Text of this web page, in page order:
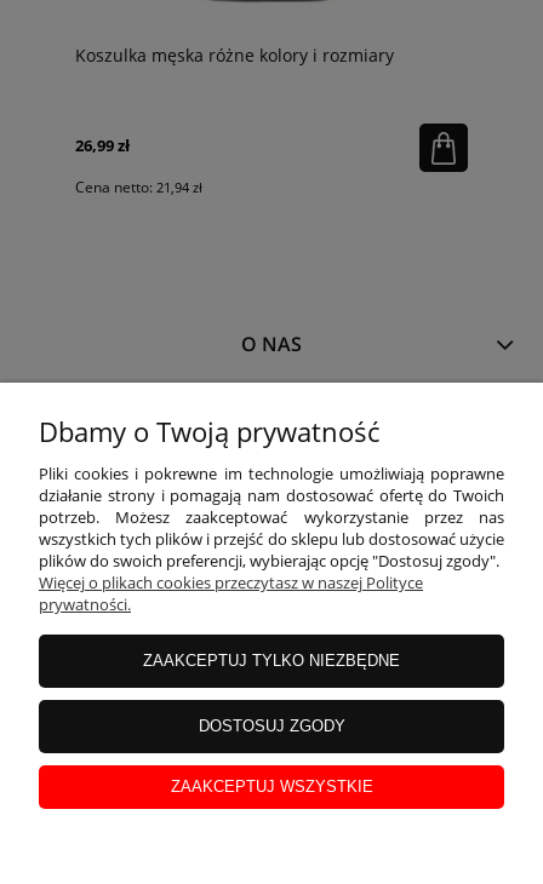
Koszulka męska różne kolory i rozmiary
26,99 zł
Cena netto: 21,94 zł
O NAS
MOJE KONTO
PŁATNOŚCI I DOSTAWA
INFORMACJE
KOLEKCJE
Kojro
z siedzibą przy ul. Wojska Polskiego 3A/1, 11-400Kętrzyn
15.
Dbamy o Twoją prywatność
Pliki cookies i pokrewne im technologie umożliwiają poprawne
działanie strony i pomagają nam dostosować ofertę do Twoich
potrzeb. Możesz zaakceptować wykorzystanie przez nas
wszystkich tych plików i przejść do sklepu lub dostosować użycie
plików do swoich preferencji, wybierając opcję "Dostosuj zgody".
Więcej o plikach cookies przeczytasz w naszej Polityce
prywatności.
ZAAKCEPTUJ TYLKO NIEZBĘDNE
DOSTOSUJ ZGODY
ZAAKCEPTUJ WSZYSTKIE